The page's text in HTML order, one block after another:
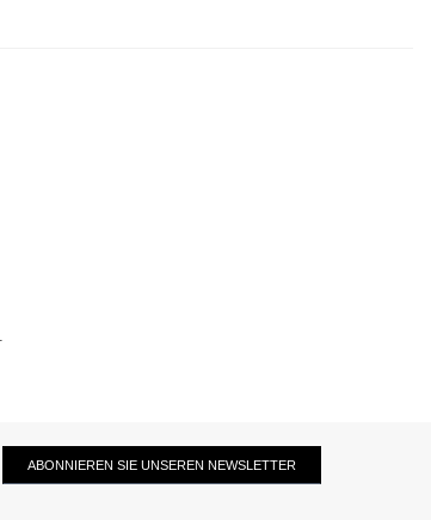
ABONNIEREN SIE UNSEREN NEWSLETTER